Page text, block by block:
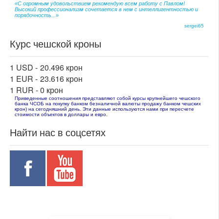
«С огромным удовольствием рекомендую всем работу с Павлом!
Высокий профессионализм сочетается в нем с интеллигентностью и
порядочность...»
sergei65
Курс чешской кроны
1 USD - 20.496 крон
1 EUR - 23.616 крон
1 RUR -0 крон
Приведенные соотношения представляют собой курсы крупнейшего чешского
банка ЧСОБ на покупку банком безналичной валюты продажу банком чешских
крон) на сегодняшний день. Эти данные используются нами при пересчете
стоимости объектов в доллары и евро.
Найти нас в соцсетях